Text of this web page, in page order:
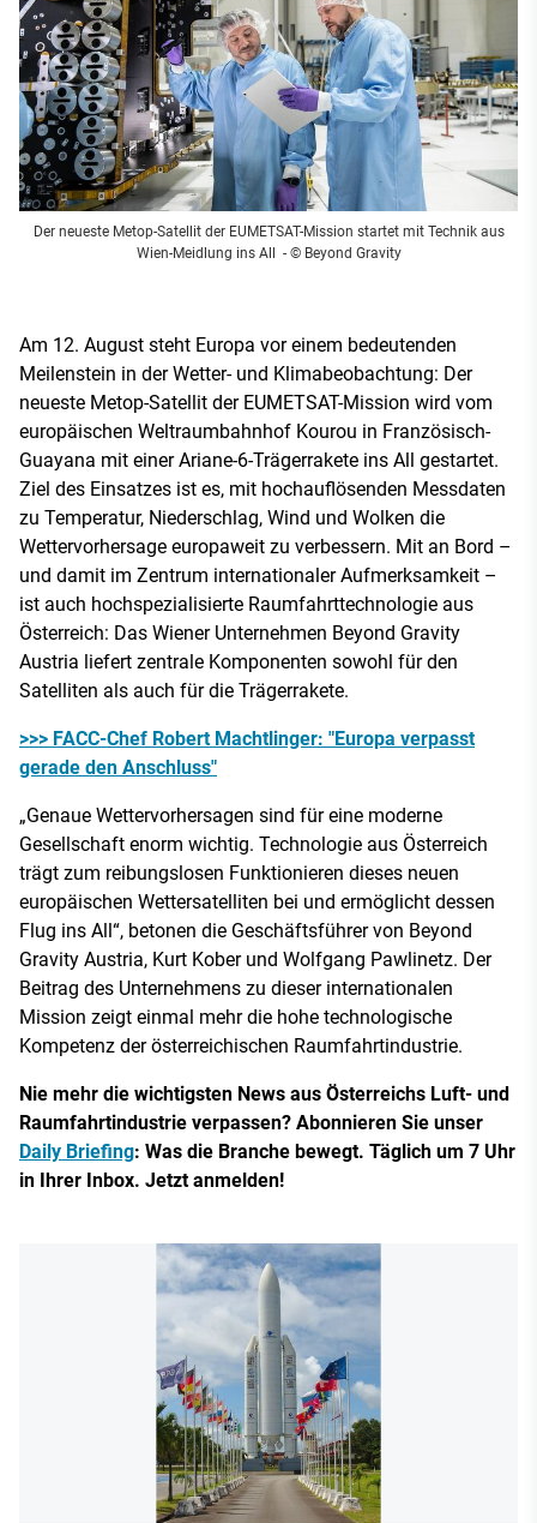
Der neueste Metop-Satellit der EUMETSAT-Mission startet mit Technik aus
Wien-Meidlung ins All - © Beyond Gravity
Am 12. August steht Europa vor einem bedeutenden
Meilenstein in der Wetter- und Klimabeobachtung: Der
neueste Metop-Satellit der EUMETSAT-Mission wird vom
europäischen Weltraumbahnhof Kourou in Französisch-
Guayana mit einer Ariane-6-Trägerrakete ins All gestartet.
Ziel des Einsatzes ist es, mit hochauflösenden Messdaten
zu Temperatur, Niederschlag, Wind und Wolken die
Wettervorhersage europaweit zu verbessern. Mit an Bord –
und damit im Zentrum internationaler Aufmerksamkeit –
ist auch hochspezialisierte Raumfahrttechnologie aus
Österreich: Das Wiener Unternehmen Beyond Gravity
Austria liefert zentrale Komponenten sowohl für den
Satelliten als auch für die Trägerrakete.
>>> FACC-Chef Robert Machtlinger: "Europa verpasst
gerade den Anschluss"
„Genaue Wettervorhersagen sind für eine moderne
Gesellschaft enorm wichtig. Technologie aus Österreich
trägt zum reibungslosen Funktionieren dieses neuen
europäischen Wettersatelliten bei und ermöglicht dessen
Flug ins All“, betonen die Geschäftsführer von Beyond
Gravity Austria, Kurt Kober und Wolfgang Pawlinetz. Der
Beitrag des Unternehmens zu dieser internationalen
Mission zeigt einmal mehr die hohe technologische
Kompetenz der österreichischen Raumfahrtindustrie.
Nie mehr die wichtigsten News aus Österreichs Luft- und
Raumfahrtindustrie verpassen? Abonnieren Sie unser
Daily Briefing: Was die Branche bewegt. Täglich um 7 Uhr
in Ihrer Inbox. Jetzt anmelden!